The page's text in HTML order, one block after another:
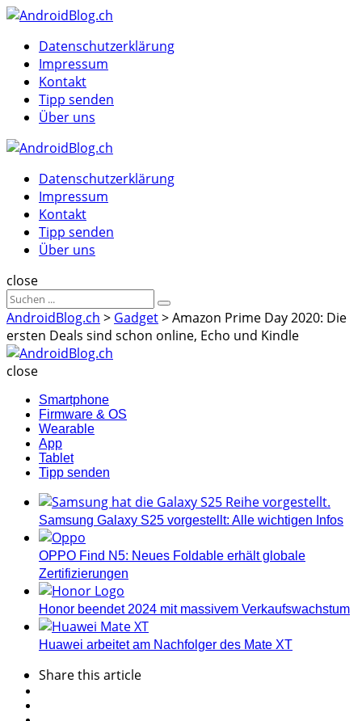
Menu
MenuDatenschutzerklärung
Impressum
Kontakt
Tipp senden
Über uns
Datenschutzerklärung
Impressum
Kontakt
Tipp senden
Über uns
Suche
close
Sucheergebnisse
für
Suche
AndroidBlog.ch > Gadget>Amazon Prime Day 2020: Die
ersten Deals sind schon online, Echo und Kindle
close
Smartphone
Firmware & OS
Wearable
App
Tablet
Tipp senden
Samsung Galaxy S25 vorgestellt: Alle wichtigen Infos
OPPO Find N5: Neues Foldable erhält globale
Zertifizierungen
Honor beendet 2024 mit massivem Verkaufswachstum
Huawei arbeitet am Nachfolger des Mate XT
Sharethis article